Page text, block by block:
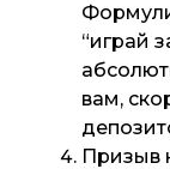
“играй
вам,
Призыв